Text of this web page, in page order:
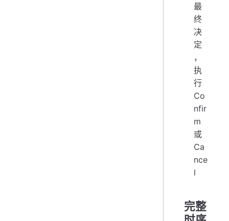
最
终
决
定
，
执
行
Co
nfir
m
或
Ca
nce
l
完整